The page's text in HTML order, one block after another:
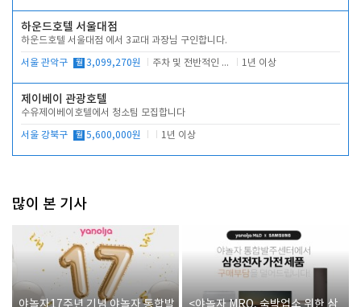
하운드호텔 서울대점
하운드호텔 서울대점 에서 3교대 과장님 구인합니다.
서울 관악구 월 3,099,270원 주차 및 전반적인 당번업무 1년 이상
제이베이 관광호텔
수유제이베이호텔에서 청소팀 모집합니다
서울 강북구 월 5,600,000원 1년 이상
많이 본 기사
야놀자17주년 기념 야놀자 통합발
<야놀자 MRO, 숙박업소 위한 삼